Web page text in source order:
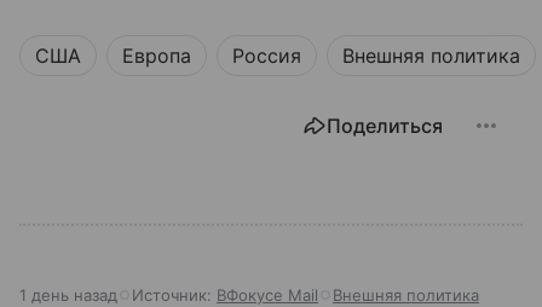
США Европа Россия Внешняя политика
Поделиться
1 день назад Источник: ВФокусе Mail Внешняя политика